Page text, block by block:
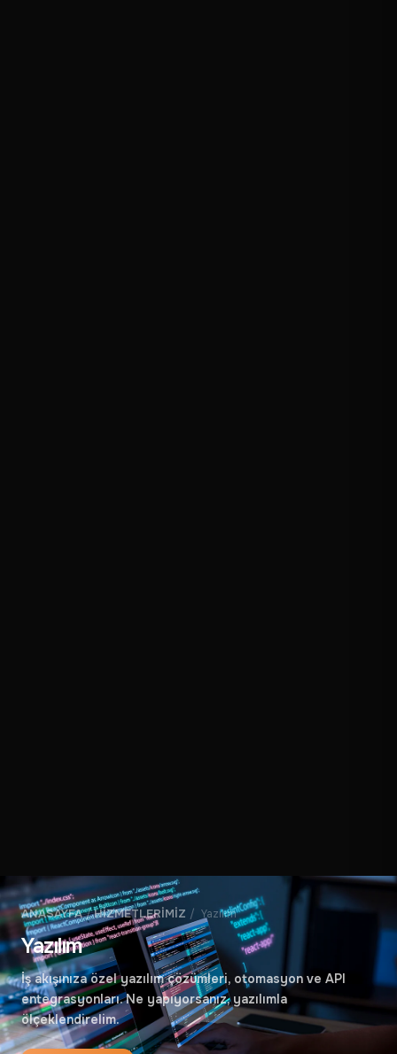
ANASAYFA / HIZMETLERIMIZ / Yazılım
Yazılım
İş akışınıza özel yazılım çözümleri, otomasyon ve API
entegrasyonları. Ne yapıyorsanız, yazılımla
ölçeklendirelim.